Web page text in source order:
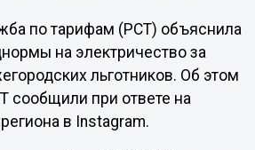
по тарифам (РСТ) объяснила
на электричество за
льготников. Об этом
сообщили при ответе на
в Instagram.